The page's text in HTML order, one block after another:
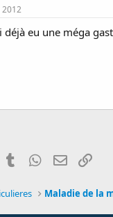
2012
déjà eu une méga
PinterestTumblr WhatsApp
E-mail
Maladie de la